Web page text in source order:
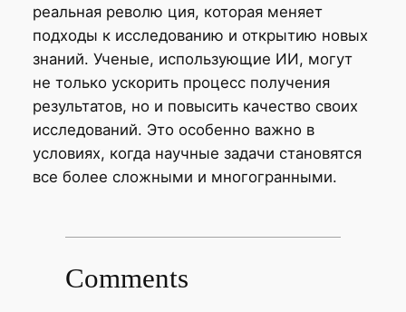
реальная револю ция, которая меняет
подходы к исследованию и открытию новых
знаний. Ученые, использующие ИИ, могут
не только ускорить процесс получения
результатов, но и повысить качество своих
исследований. Это особенно важно в
условиях, когда научные задачи становятся
все более сложными и многогранными.
Comments